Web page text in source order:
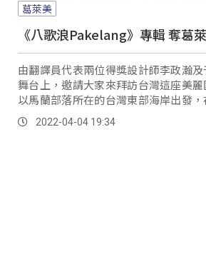
葛萊美
《八歌浪Pakelang》專輯 奪葛
由翻譯員代表兩位得獎設計師李政瀚
舞台上，邀請大家來拜訪台灣這座美
以馬蘭部落所在的台灣東部海岸出發，
疊出海岸、山脈與人的樣貌，呈現土地
承，展現出台灣是一個海洋國家，有著
2022-04-04 19:34